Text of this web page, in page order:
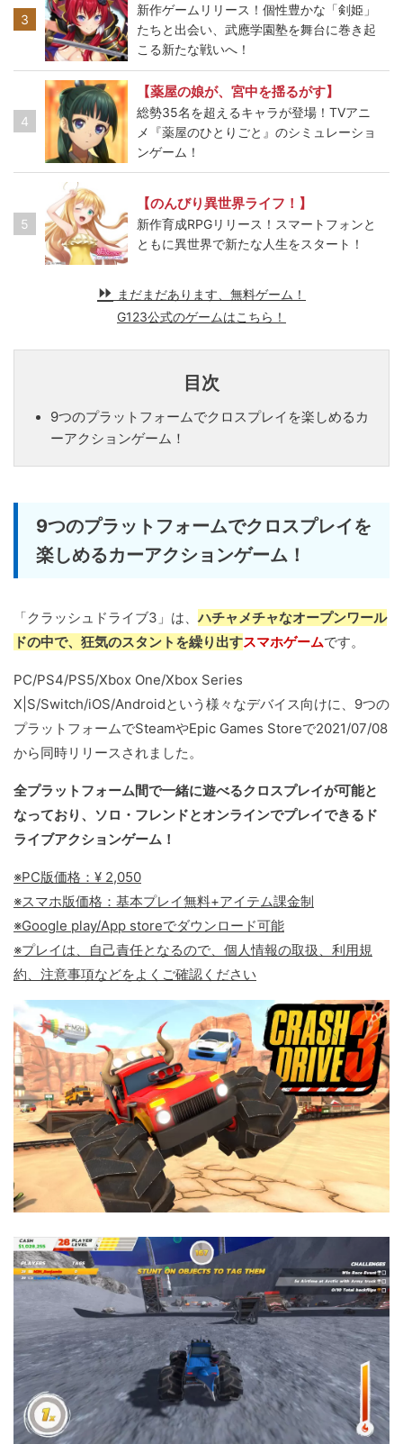
3
新作ゲームリリース！個性豊かな「剣姫」
たちと出会い、武應学園塾を舞台に巻き起
こる新たな戦いへ！
4
【薬屋の娘が、宮中を揺るがす】
総勢35名を超えるキャラが登場！TVアニ
メ『薬屋のひとりごと』のシミュレーショ
ンゲーム！
5
【のんびり異世界ライフ！】
新作育成RPGリリース！スマートフォンと
ともに異世界で新たな人生をスタート！
まだまだあります、無料ゲーム！
G123公式のゲームはこちら！
目次
9つのプラットフォームでクロスプレイを楽しめるカ
ーアクションゲーム！
9つのプラットフォームでクロスプレイを
楽しめるカーアクションゲーム！
「クラッシュドライブ3」は、ハチャメチャなオープンワール
ドの中で、狂気のスタントを繰り出すスマホゲームです。
PC/PS4/PS5/Xbox One/Xbox Series
X|S/Switch/iOS/Androidという様々なデバイス向けに、9つの
プラットフォームでSteamやEpic Games Storeで2021/07/08
から同時リリースされました。
全プラットフォーム間で一緒に遊べるクロスプレイが可能と
なっており、ソロ・フレンドとオンラインでプレイできるド
ライブアクションゲーム！
※PC版価格：¥ 2,050
※スマホ版価格：基本プレイ無料+アイテム課金制
※Google play/App storeでダウンロード可能
※プレイは、自己責任となるので、個人情報の取扱、利用規
約、注意事項などをよくご確認ください